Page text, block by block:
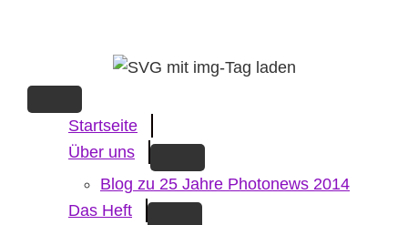
content
Startseite
Über uns
Blog zu 25 Jahre Photonews 2014
Das Heft